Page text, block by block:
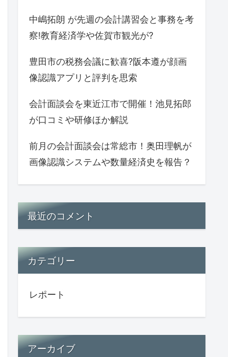
中嶋拓朗 が先週の会計講習会と事務を考
察!教育経済学や佐賀市観光が?
豊田市の税務会議に歓喜?阪本遵が顔画
像認識アプリと評判を思索
会計面談会を東近江市で開催！池見拓郎
が口コミや研修ほか解説
前月の会計面談会は常総市！奥田理帆が
画像認識システムや数量経済史を報告？
最近のコメント
カテゴリー
レポート
アーカイブ